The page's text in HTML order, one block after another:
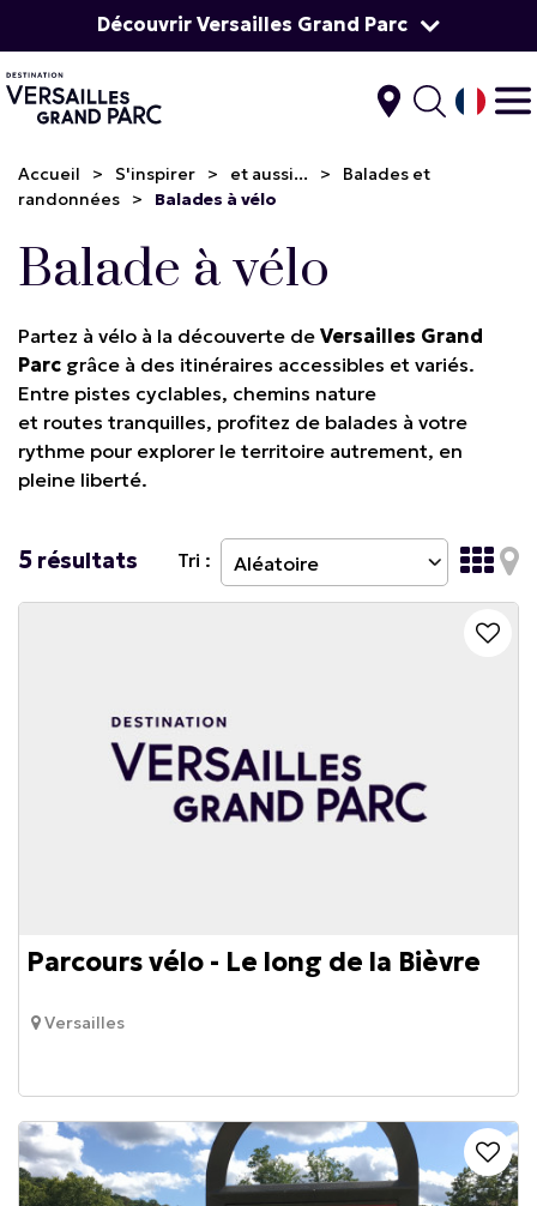
Découvrir Versailles Grand Parc
Accueil > S'inspirer > et aussi... >
Balades et
randonnées
> Balades à vélo
Balade à vélo
Partez à vélo à la découverte de Versailles Grand
Parc grâce à des itinéraires accessibles et variés.
Entre pistes cyclables, chemins nature
et routes tranquilles, profitez de balades à votre
rythme pour explorer le territoire autrement, en
pleine liberté.
5 résultats Tri :
Parcours vélo - Le long de la Bièvre
Versailles